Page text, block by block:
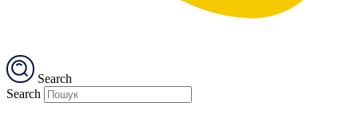
Search
Search